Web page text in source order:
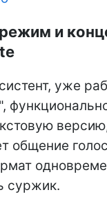
и
уже
общение
суржик.